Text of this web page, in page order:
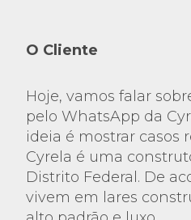
O Cliente
Hoje, vamos falar
pelo WhatsApp da
ideia é mostrar casos
Cyrela é uma
Distrito Federal. De
vivem em lares